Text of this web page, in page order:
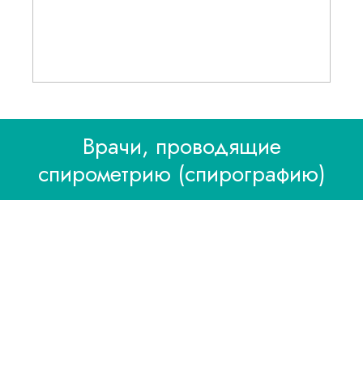
Врачи, проводящие
спирометрию (спирографию)